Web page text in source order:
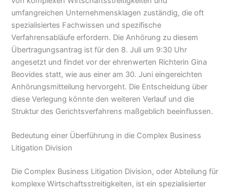
umfangreichen Unternehmensklagen zuständig, die oft
spezialisiertes Fachwissen und spezifische
Verfahrensabläufe erfordern. Die Anhörung zu diesem
Übertragungsantrag ist für den 8. Juli um 9:30 Uhr
angesetzt und findet vor der ehrenwerten Richterin Gina
Beovides statt, wie aus einer am 30. Juni eingereichten
Anhörungsmitteilung hervorgeht. Die Entscheidung über
diese Verlegung könnte den weiteren Verlauf und die
Struktur des Gerichtsverfahrens maßgeblich beeinflussen.
Bedeutung einer Überführung in die Complex Business
Litigation Division
Die Complex Business Litigation Division, oder Abteilung für
komplexe Wirtschaftsstreitigkeiten, ist ein spezialisierter